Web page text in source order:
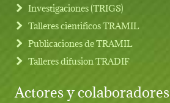
Investigaciones (TRIGS)
Talleres cientificos TRAMIL
Publicaciones de TRAMIL
Talleres difusion TRADIF
Actores y colaboradores